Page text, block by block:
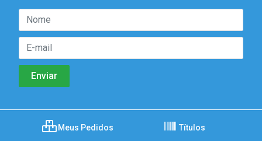
Meus Pedidos Títulos